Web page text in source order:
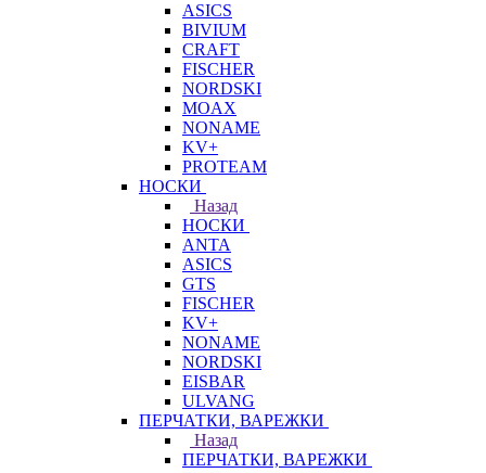
ASICS
BIVIUM
CRAFT
FISCHER
NORDSKI
MOAX
NONAME
KV+
PROTEAM
НОСКИ
Назад
НОСКИ
ANTA
ASICS
GTS
FISCHER
KV+
NONAME
NORDSKI
EISBAR
ULVANG
ПЕРЧАТКИ, ВАРЕЖКИ
Назад
ПЕРЧАТКИ, ВАРЕЖКИ